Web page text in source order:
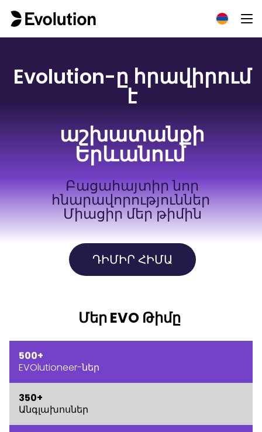
Evolution-ը հրավիրում
է
աշխատանքի
Երևանում
Բացահայտիր նոր
հնարավորություններ
Միացիր մեր թիմին
ԴԻՄԻՐ ՀԻՄԱ
Մեր EVO Թիմը
500+
EVOlutioneer-ներ
350+
Անգլախոսներ